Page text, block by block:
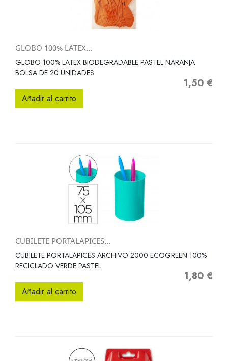
GLOBO 100% LATEX...
GLOBO 100% LATEX BIODEGRADABLE PASTEL NARANJA
BOLSA DE 20 UNIDADES
Precio
1,50 €
Añadir al carrito
CUBILETE PORTALAPICES...
CUBILETE PORTALAPICES ARCHIVO 2000 ECOGREEN 100%
RECICLADO VERDE PASTEL
Precio
1,80 €
Añadir al carrito